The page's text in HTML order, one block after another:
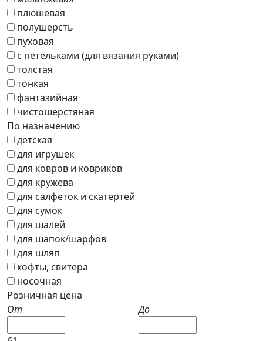
плюшевая
полушерсть
пуховая
с петельками (для вязания руками)
толстая
тонкая
фантазийная
чистошерстяная
По назначению
детская
для игрушек
для ковров и ковриков
для кружева
для салфеток и скатертей
для сумок
для шалей
для шапок/шарфов
для шляп
кофты, свитера
носочная
Розничная цена
От
До